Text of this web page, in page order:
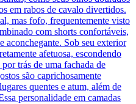
em rabos de cavalo divertidos.
mas fofo, frequentemente visto
com shorts confortáveis,
aconchegante. Sob seu exterior
afetuosa, escondendo
trás de uma fachada de
são caprichosamente
quentes e atum, além de
personalidade em camadas